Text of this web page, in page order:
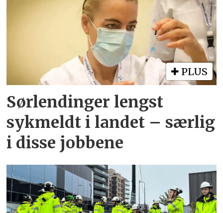
PLUS
Sørlendinger lengst
sykmeldt i landet – særlig
i disse jobbene